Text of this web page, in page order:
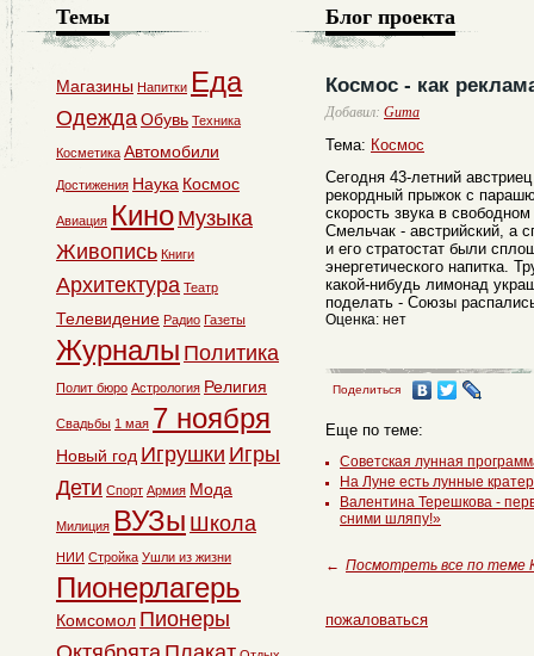
Блог проекта
Космос - как
Добавил: Guma
Тема: Космос
Сегодня 43-летний
рекордный прыжок с
скорость звука в
Смельчак - австрийский, а
и его стратостат были
энергетического напитка.
какой-нибудь лимонад
поделать - Союзы
Оценка: нет
Поделиться
Еще по теме:
Советская лунная
На Луне есть лунные
Валентина Терешкова -
сними шляпу!»
← Посмотреть все по теме
пожаловаться
Темы
Магазины Напитки Еда
ОдеждаОбувь Техника
Косметика Автомобили
Достижения Наука Космос
Авиация Кино Музыка
Живопись Книги
Архитектура Театр
Телевидение Радио Газеты
Журналы Политика
Полит бюро Астрология Религия
Свадьбы 1 мая 7 ноября
Новый год Игрушки Игры
Дети Спорт Армия Мода
Милиция ВУЗы Школа
НИИ Стройка Ушли из жизни
Пионерлагерь
Комсомол Пионеры